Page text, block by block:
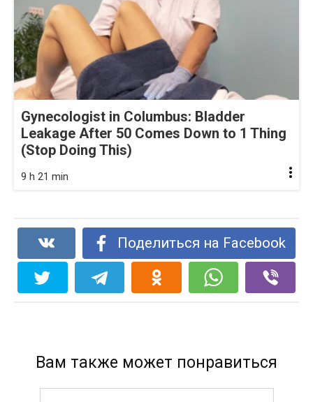
Gynecologist in Columbus: Bladder
Leakage After 50 Comes Down to 1 Thing
(Stop Doing This)
9 h 21 min
Поделиться на Facebook
Вам также может понравиться